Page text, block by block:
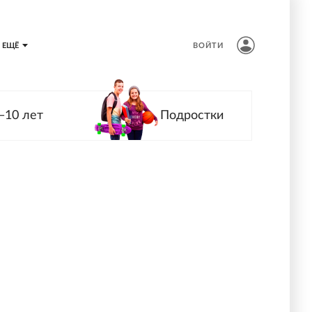
ЕЩЁ ВОЙТИ
лет Подростки